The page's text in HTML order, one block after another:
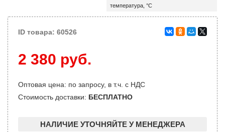
температура, °C
ID товара: 60526
2 380 руб.
Оптовая цена: по запросу, в т.ч. с НДС
Стоимость доставки: БЕСПЛАТНО
НАЛИЧИЕ УТОЧНЯЙТЕ У МЕНЕДЖЕРА